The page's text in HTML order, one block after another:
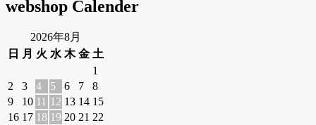
webshop Calender
2026年8月
日
月 火 水 木 金 土
1
2
3 4 5 6 7
8
9
10 11 12 13 14 15
16 17 18 19 20 21 22